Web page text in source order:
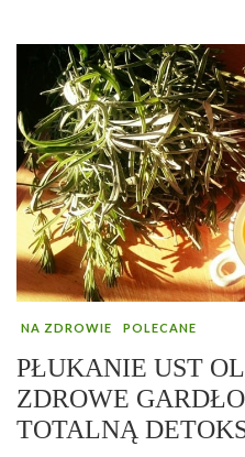
NA ZDROWIE POLECANE
PŁUKANIE UST
ZDROWE
TOTALNĄ